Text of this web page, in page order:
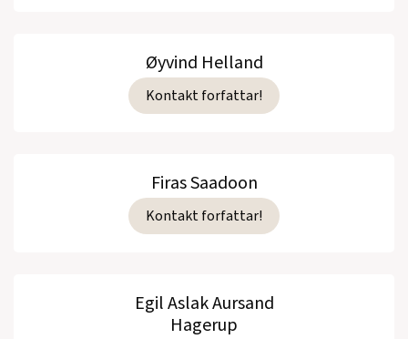
Øyvind Helland
Kontakt forfattar!
Firas Saadoon
Kontakt forfattar!
Egil Aslak Aursand
Hagerup